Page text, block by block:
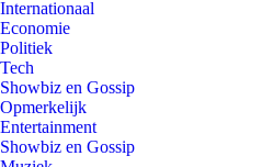
Internationaal
Economie
Politiek
Tech
Showbiz en Gossip
Opmerkelijk
Entertainment
Showbiz en Gossip